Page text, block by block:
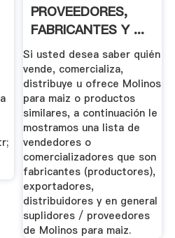
PROVEEDORES,
FABRICANTES Y ...
Si usted desea saber quién
vende, comercializa,
distribuye u ofrece Molinos
para maiz o productos
similares, a continuación le
mostramos una lista de
vendedores o
comercializadores que son
fabricantes (productores),
exportadores,
distribuidores y en general
suplidores / proveedores
de Molinos para maiz.